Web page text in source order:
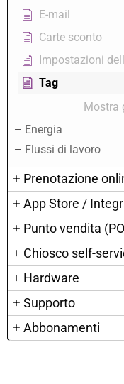
E-mail
Carte sconto
Impostazioni
Tag
Mostra
Energia
Flussi di lavoro
Prenotazione
App Store /
Punto vendita
Chiosco self-
Hardware
Supporto
Abbonamenti